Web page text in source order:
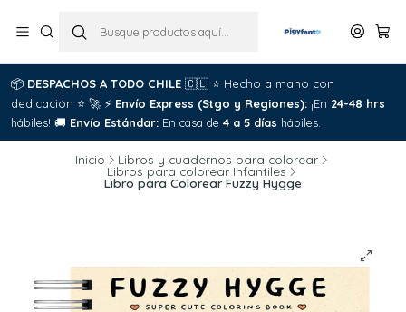
📦 DESPACHOS A TODO CHILE 🇨🇱 ⭐ Hecho a mano con
dedicación ⭐ 🚀 ⚡ Envío Express (Stgo y Regiones): ¡En 24-48 hrs
hábiles! 🚚 Envío Estándar: En casa de 4 a 5 días hábiles.
Inicio Libros y cuadernos para colorear
Libros para colorear Infantiles
Libro para Colorear Fuzzy Hygge